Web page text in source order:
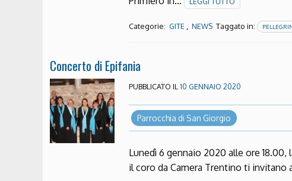
Categorie: GITE NEWS Taggato in:
Concerto di Epifania
PUBBLICATO IL10 GENNAIO 2020
Parrocchia di San Giorgio
Lunedì 6 gennaio 2020 alle ore
il coro da Camera Trentino ti invitano